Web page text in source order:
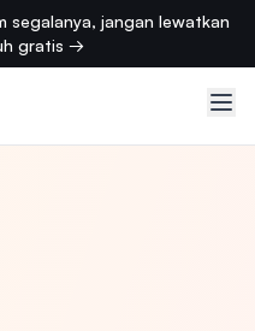
segalanya, jangan lewatkan
gratis →